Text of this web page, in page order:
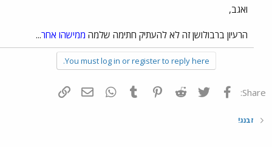
ואגב,
הרעיון ברבולושן זה לא להעתיק חתימה שלמה ממישהו אחר...
You must log in or register to reply here.
Share: פייסבוק Twitter
Reddit
Pinterest
Tumblr
WhatsAppדואר אלקטרוני
זבנג!